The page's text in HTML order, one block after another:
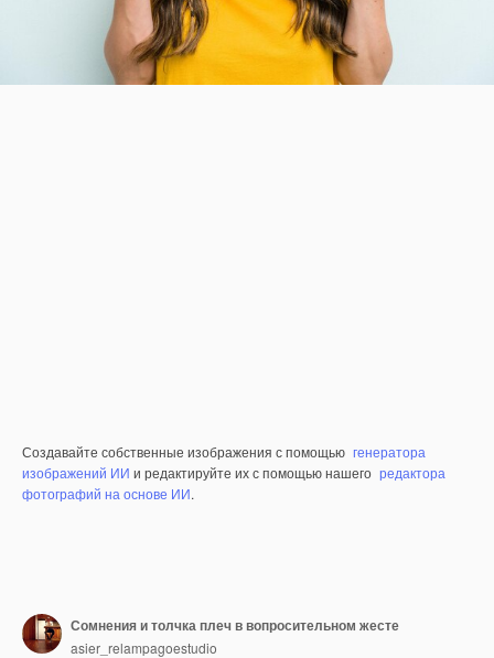
Создавайте собственные изображения с помощью генератора
изображений ИИ и редактируйте их с помощью нашего редактора
фотографий на основе ИИ.
Сомнения и толчка плеч в вопросительном жесте
asier_relampagoestudio